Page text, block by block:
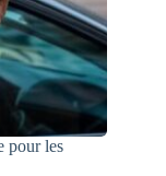
pour les